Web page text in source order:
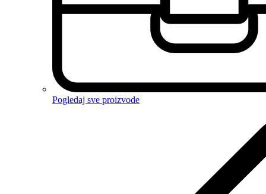
Pogledaj sve proizvode